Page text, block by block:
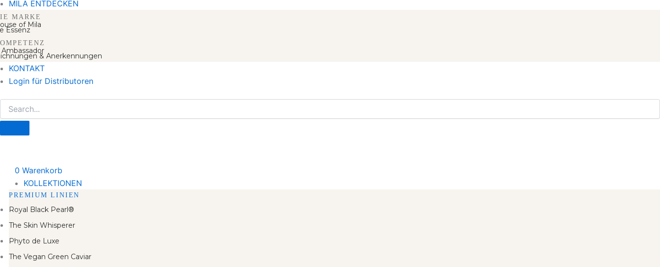
MILA ENTDECKEN
MARKE
of Mila
Essenz
& Anerkennungen
KONTAKT
Login für Distributoren
0 Warenkorb
KOLLEKTIONEN
PREMIUM LINIEN
Royal Black Pearl®
The Skin Whisperer
Phyto de Luxe
The Vegan Green Caviar